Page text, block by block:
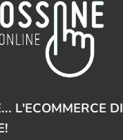
L'ECOMMERCE DI